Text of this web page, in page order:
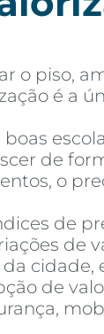
o piso,
é a
de
o
de
de
cidade,
de